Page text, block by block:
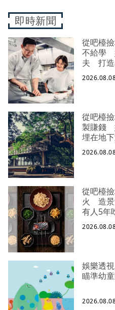
即時新聞
從吧檯
不給學
夫 打造
從吧檯
製賺錢
埋在地
從吧檯
火 造景
有人5年
娛樂透
瞄準幼